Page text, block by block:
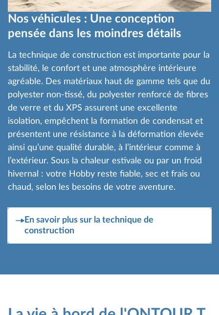
Nos véhicules : Une conception
pensée dans les moindres détails
La technique de construction est importante pour la
stabilité, le confort et une atmosphère intérieure
agréable. Des matériaux haut de gamme tels que du
polyester non-tissé, du polyester renforcé de fibres
de verre et du XPS assurent une excellente
isolation, empêchent la formation de condensat et
présentent une résistance à la déformation élevée
ainsi qu’une qualité durable, à l’intérieur comme à
l’extérieur. Sous la chaleur estivale ou par un froid
hivernal : votre Hobby reste fiable, sec et frais ou
chaud, selon les besoins de votre aventure.
En savoir plus sur la technique de
construction